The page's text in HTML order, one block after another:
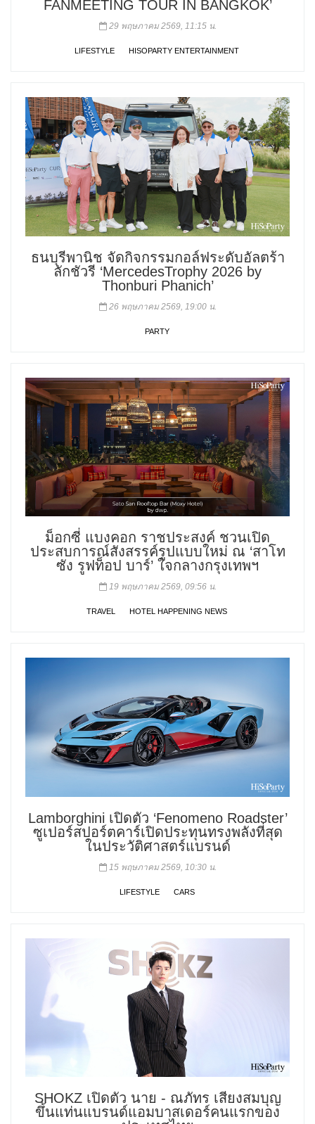
FANMEETING TOUR IN BANGKOK’
29 พฤษภาคม 2569, 11:15 น.
LIFESTYLE HISOPARTY ENTERTAINMENT
ธนบุรีพานิช จัดกิจกรรมกอล์ฟระดับอัลตร้า
ลักชัวรี ‘MercedesTrophy 2026 by
Thonburi Phanich’
26 พฤษภาคม 2569, 19:00 น.
PARTY
ม็อกซี่ แบงคอก ราชประสงค์ ชวนเปิด
ประสบการณ์สังสรรค์รูปแบบใหม่ ณ ‘สาโท
ซัง รูฟท็อป บาร์’ ใจกลางกรุงเทพฯ
19 พฤษภาคม 2569, 09:56 น.
TRAVEL HOTEL HAPPENING NEWS
Lamborghini เปิดตัว ‘Fenomeno Roadster’
ซูเปอร์สปอร์ตคาร์เปิดประทุนทรงพลังที่สุด
ในประวัติศาสตร์แบรนด์
15 พฤษภาคม 2569, 10:30 น.
LIFESTYLE CARS
SHOKZ เปิดตัว นาย - ณภัทร เสียงสมบุญ
ขึ้นแท่นแบรนด์แอมบาสเดอร์คนแรกของ